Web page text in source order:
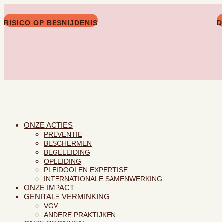
RISICO OP BESNIJDENIS
ONZE ACTIES
PREVENTIE
BESCHERMEN
BEGELEIDING
OPLEIDING
PLEIDOOI EN EXPERTISE
INTERNATIONALE SAMENWERKING
ONZE IMPACT
GENITALE VERMINKING
VGV
ANDERE PRAKTIJKEN